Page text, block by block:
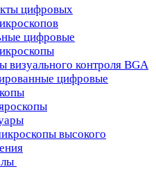
цифровых
цифровые
визуального контроля BGA
цифровые
высокого